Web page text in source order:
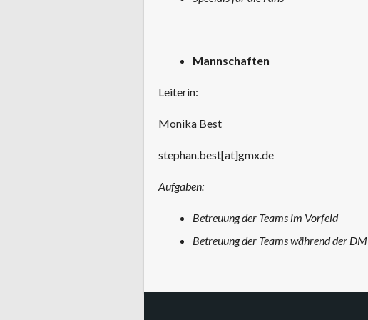
Mannschaften
Leiterin:
Monika Best
stephan.best[at]gmx.de
Aufgaben:
Betreuung der Teams im Vorfeld
Betreuung der Teams während der DM